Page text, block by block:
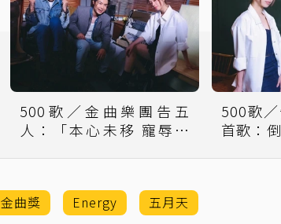
500歌／金曲樂團告五
人：「本心未移 寵辱同
500歌
首歌：
金曲獎 Energy 五月天